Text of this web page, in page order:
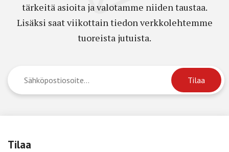
tärkeitä asioita ja valotamme niiden taustaa.
Lisäksi saat viikottain tiedon verkkolehtemme
tuoreista jutuista.
Tilaa